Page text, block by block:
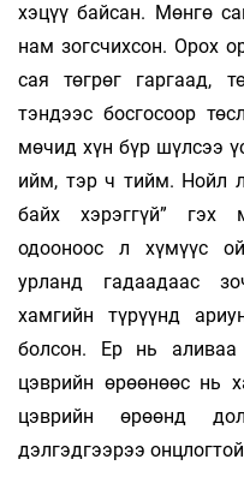
хэцүү байсан. Мөнгө
нам зогсчихсон. Орох
сая төгрөг гаргаад,
тэндээс босгосоор
мөчид хүн бүр шүлсээ
ийм, тэр ч тийм. Нойл
байх хэрэггүй” гэх
одооноос л хүмүүс
урланд гадаадаас
хамгийн түрүүнд
болсон. Ер нь аливаа
цэврийн өрөөнөөс нь
цэврийн өрөөнд
дэлгэдгээрээ